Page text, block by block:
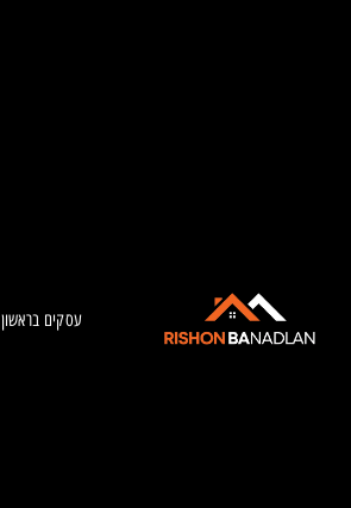
עסקים בראשון